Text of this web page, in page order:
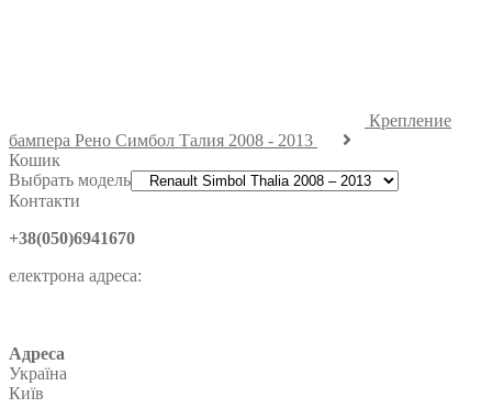
Крепление
бампера Рено Симбол Талия 2008 - 2013
Кошик
Выбрать модель
Контакти
+38(050)6941670
електрона адреса:
Адреса
Україна
Київ